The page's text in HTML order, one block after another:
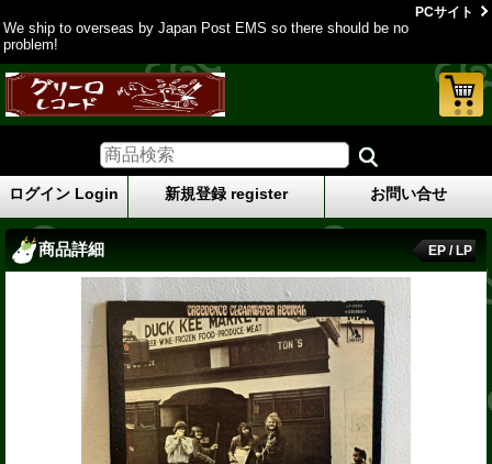
We ship to overseas by Japan Post EMS so there should be no
problem!
PCサイト
ログイン Login 新規登録 register お問い合せ
商品詳細 EP / LP